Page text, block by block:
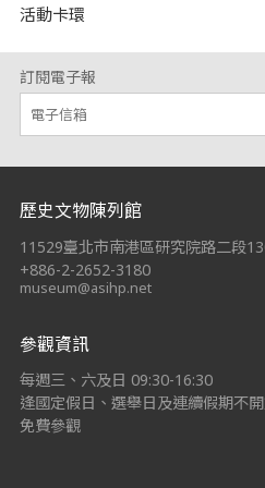
活動卡環
訂閱電子報
:::
歷史文物陳列館
11529臺北市南港區研究院路二段
+886-2-2652-3180
museum@asihp.net
參觀資訊
每週三、六及日 09:30-16:30
逢國定假日、選舉日及連續假期不
免費參觀